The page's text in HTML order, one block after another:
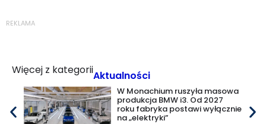
REKLAMA
Więcej z kategoriiAktualności
W Monachium ruszyła masowa
produkcja BMW i3. Od 2027
roku fabryka postawi wyłącznie
na „elektryki”